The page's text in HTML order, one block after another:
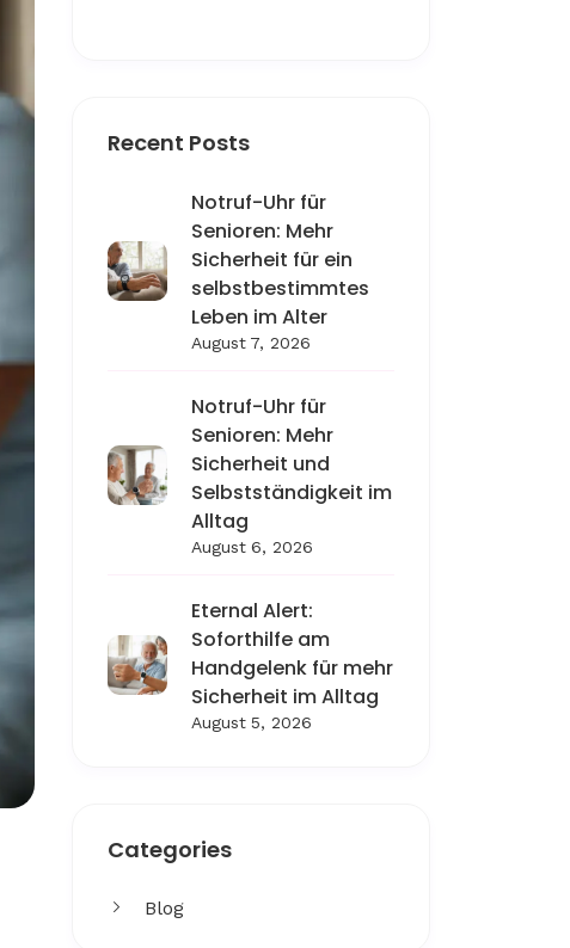
Recent Posts
Notruf-Uhr für
Senioren: Mehr
Sicherheit für ein
selbstbestimmtes
Leben im Alter
August 7, 2026
Notruf-Uhr für
Senioren: Mehr
Sicherheit und
Selbstständigkeit im
Alltag
August 6, 2026
Eternal Alert:
Soforthilfe am
Handgelenk für mehr
Sicherheit im Alltag
August 5, 2026
Categories
Blog